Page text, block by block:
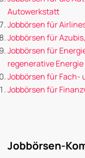
Autowerkstatt
Jobbörsen für
Jobbörsen für
Jobbörsen für
regenerative Energie
Jobbörsen für Fach-
Jobbörsen für
Jobbörsen-